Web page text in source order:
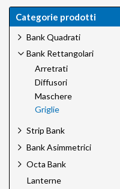
Categorie prodotti
Bank Quadrati
Bank Rettangolari
Arretrati
Diffusori
Maschere
Griglie
Strip Bank
Bank Asimmetrici
Octa Bank
Lanterne